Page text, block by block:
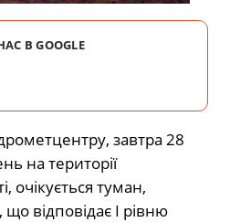
В GOOGLE
завтра 28
на території
очікується туман,
відповідає І рівню